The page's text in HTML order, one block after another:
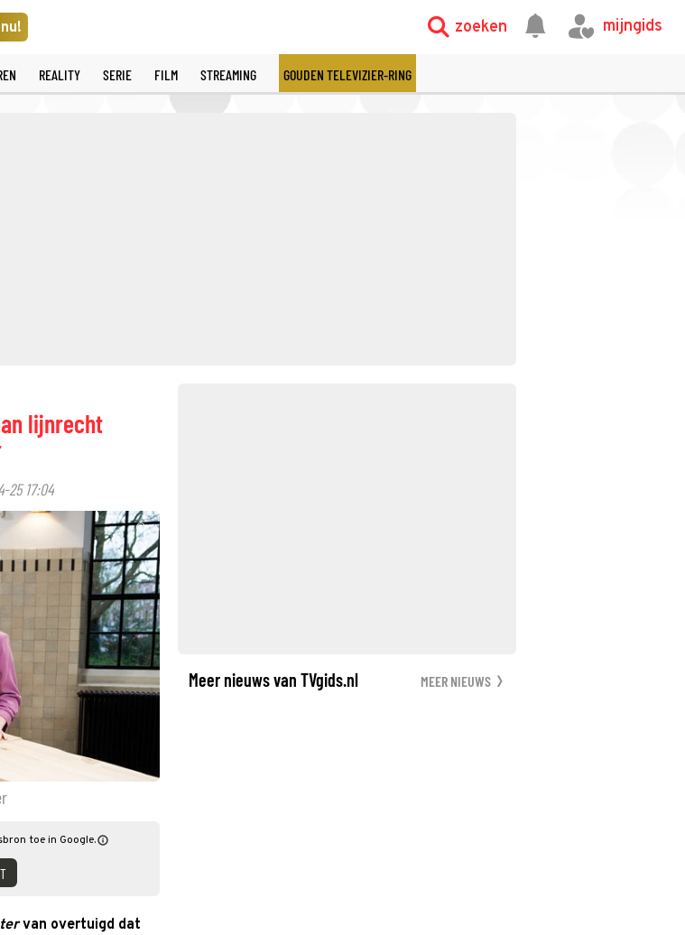
zoeken mijngids
REALITY SERIE FILM STREAMING GOUDEN TELEVIZIER-RING
lijnrecht
25 17:04
©
toe in Google.
van overtuigd dat
Meer nieuws van TVgids.nl MEER NIEUWS